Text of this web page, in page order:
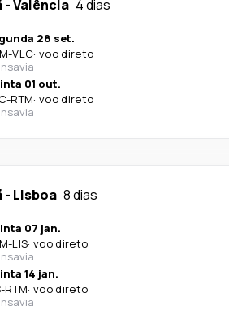
-Valência 4 dias
28 set.
-VLC· voo direto
01 out.
-RTM· voo direto
- Lisboa 8 dias
07 jan.
-LIS· voo direto
14 jan.
-RTM· voo direto